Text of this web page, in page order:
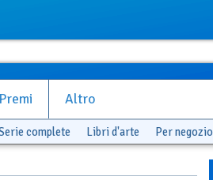
Premi Altro
complete Libri d'arte Per negozio